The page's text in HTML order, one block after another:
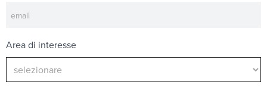
Area di interesse